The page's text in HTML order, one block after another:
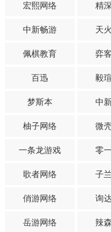
宏熙网络 精
中新畅游 天
佩棋教育 弈
百迅 毅
梦斯本 中
柚子网络 微
一条龙游戏 零
歌者网络 子
俏游网络 询
岳游网络 辣